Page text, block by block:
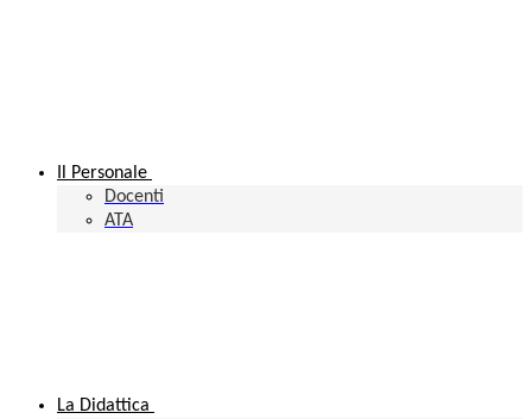
Il Personale
Docenti
ATA
La Didattica